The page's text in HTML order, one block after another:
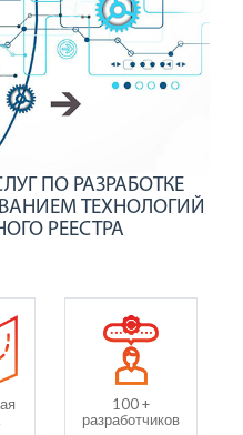
ПО РАЗРАБОТКЕ
ТЕХНОЛОГИЙ
РЕЕСТРА
100 +
разработчиков